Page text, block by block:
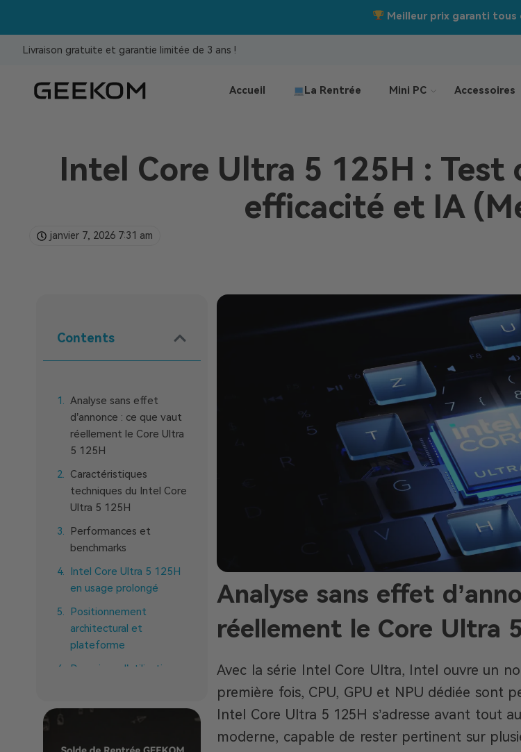
Offres de la rentrée :
Livraison gratuite et garantie limitée de 3 ans !
Accueil La Rentrée Mini PC Accessoires
Intel Core Ultra 5 125H :
efficacité et IA
janvier 7, 2026 7:31 am
Contents
Analyse sans effet
d’annonce : ce que vaut
réellement le Core Ultra
5 125H
Caractéristiques
techniques du Intel Core
Ultra 5 125H
Performances et
benchmarks
Intel Core Ultra 5 125H
en usage prolongé
Positionnement
architectural et
plateforme
Domaines d’utilisation
Core Ultra 5 125H ?
Analyse sans effet
réellement le Core Ultra
Avec la série Intel Core Ultra, Intel ouvre un
première fois, CPU, GPU et NPU dédiée sont
Intel Core Ultra 5 125H s’adresse avant tout
moderne, capable de rester pertinent sur